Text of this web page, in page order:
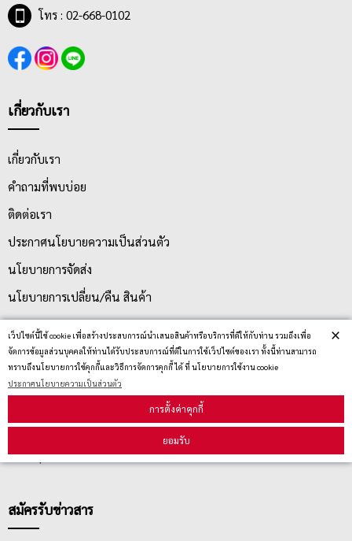
เว็ปไซต์นี้ใช้ cookie เพื่อสร้างประสบการณ์นำเสนอสินค้าหรือบริการที่ดีให้กับท่าน รวมถึงเพื่อ
จัดการข้อมูลส่วนบุคคลให้ท่านได้รับประสบการณ์ที่ดีในการใช้เว็ปไซต์ของเรา ทั้งนี้ท่านสามารถ
ทราบถึงนโยบายการใช้คุกกี้และวิธีการจัดการคุกกี้ ได้ ที่ นโยบายการใช้งาน cookie
ประกาศนโยบายความเป็นส่วนตัว
การตั้งค่าคุกกี้
ยอมรับ
×
โทร : 02-668-0102
เกี่ยวกับเรา
เกี่ยวกับเรา
คำถามที่พบบ่อย
ติดต่อเรา
ประกาศนโยบายความเป็นส่วนตัว
นโยบายการจัดส่ง
นโยบายการเปลี่ยน/คืน สินค้า
บริการลูกค้า
ตรวจสอบสถานะสินค้า
คู่มือนักช้อป
วิธีลบคุกกี้
สมัครรับข่าวสาร